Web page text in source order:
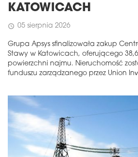
KATOWICACH
schedule 05 sierpnia 2026
Grupa Apsys sfinalizowała zakup
Stawy w Katowicach, oferującego
powierzchni najmu. Nieruchomość
funduszu zarządzanego przez Union